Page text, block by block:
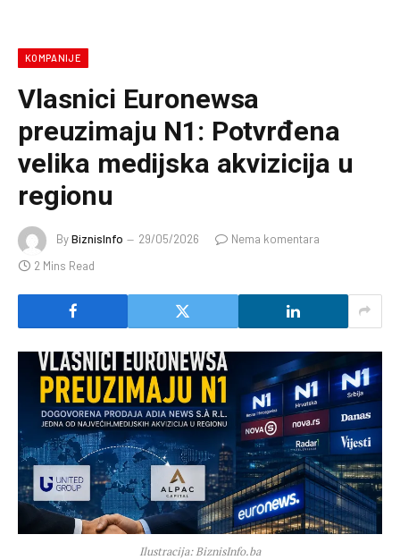
KOMPANIJE
Vlasnici Euronewsa
preuzimaju N1: Potvrđena
velika medijska akvizicija u
regionu
ByBiznisInfo 29/05/2026
Nema komentara
2 Mins Read
Ilustracija: BiznisInfo.ba